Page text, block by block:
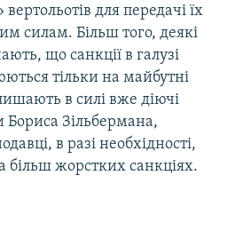
для передачі їх
силам. Більш того, деякі
що санкції в галузі
тільки на майбутні
в силі вже діючі
Бориса Зільбермана,
в разі необхідності,
більш жорстких санкціях.